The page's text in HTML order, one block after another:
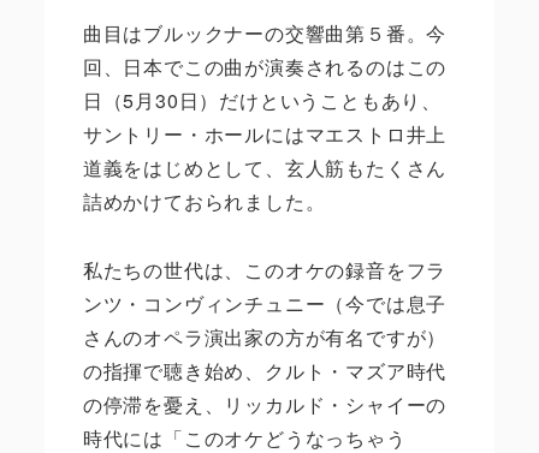
曲目はブルックナーの交響曲第５番。今
回、日本でこの曲が演奏されるのはこの
日（5月30日）だけということもあり、
サントリー・ホールにはマエストロ井上
道義をはじめとして、玄人筋もたくさん
詰めかけておられました。
私たちの世代は、このオケの録音をフラ
ンツ・コンヴィンチュニー（今では息子
さんのオペラ演出家の方が有名ですが）
の指揮で聴き始め、クルト・マズア時代
の停滞を憂え、リッカルド・シャイーの
時代には「このオケどうなっちゃう